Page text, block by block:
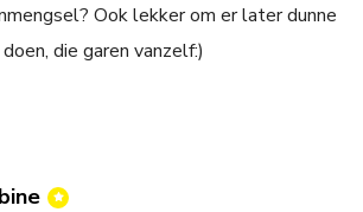
Ook lekker om er later dunne
die garen vanzelf:)
says: